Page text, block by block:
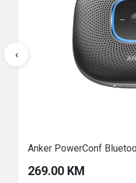
Anker PowerConf
269.00 KM
‹